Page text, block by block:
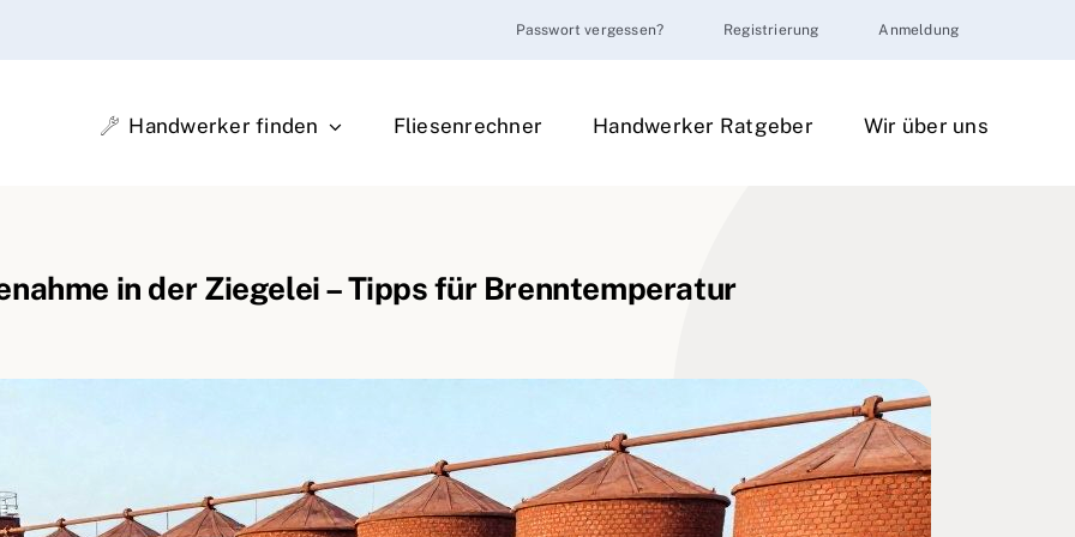
Passwort vergessen? Registrierung Anmeldung
Handwerker finden Fliesenrechner Handwerker Ratgeber Wir über uns
in der Ziegelei – Tipps für Brenntemperatur